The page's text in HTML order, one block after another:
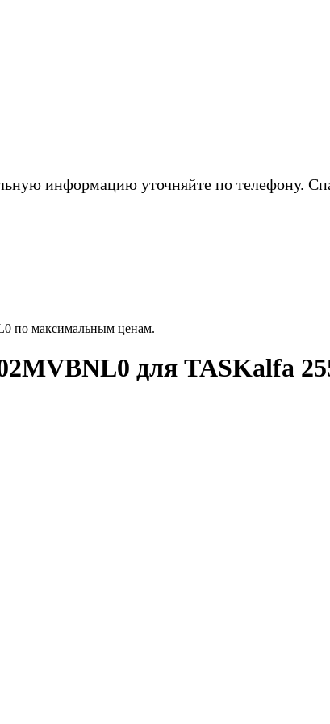
информацию уточняйте по телефону.
по максимальным ценам.
для TASKalfa